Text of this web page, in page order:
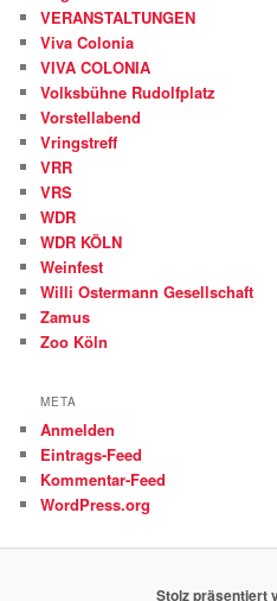
VERANSTALTUNGEN
Viva Colonia
VIVA COLONIA
Volksbühne Rudolfplatz
Vorstellabend
Vringstreff
VRR
VRS
WDR
WDR KÖLN
Weinfest
Willi Ostermann Gesellschaft
Zamus
Zoo Köln
META
Anmelden
Eintrags-Feed
Kommentar-Feed
WordPress.org
Stolz präsentiert